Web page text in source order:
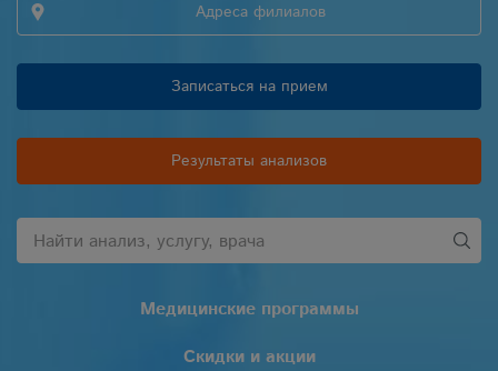
Адреса филиалов
Записаться на прием
Результаты анализов
Медицинские программы
Скидки и акции